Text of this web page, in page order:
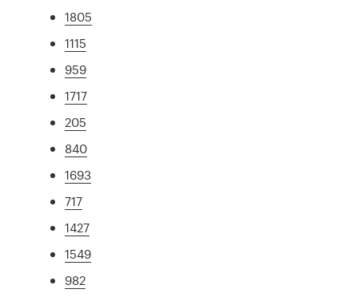
1805
1115
959
1717
205
840
1693
717
1427
1549
982